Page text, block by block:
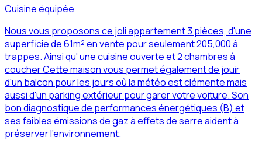
Cuisine équipée
Nous vous proposons ce joli appartement 3 pièces, d'une
superficie de 61m² en vente pour seulement 205,000 à
trappes. Ainsi qu' une cuisine ouverte et 2 chambres à
coucher Cette maison vous permet également de jouir
d'un balcon pour les jours où la météo est clémente mais
aussi d'un parking extérieur pour garer votre voiture. Son
bon diagnostique de performances énergétiques (B) et
ses faibles émissions de gaz à effets de serre aident à
préserver l'environnement.